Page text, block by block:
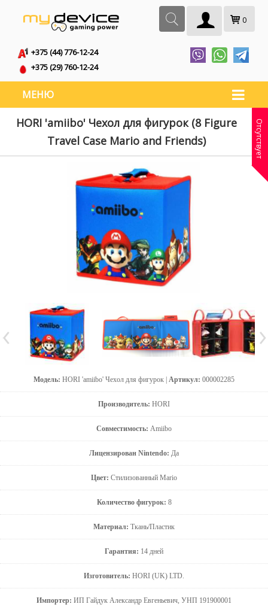
0
+375 (44) 776-12-24
+375 (29) 760-12-24
МЕНЮ
HORI 'amiibo' Чехол для фигурок (8 Figure
Travel Case Mario and Friends)
Модель: HORI 'amiibo' Чехол для фигурок | Артикул: 000002285
Производитель: HORI
Совместимость: Amiibo
Лицензирован Nintendo: Да
Цвет: Стилизованный Mario
Количество фигурок: 8
Материал: Ткань/Пластик
Гарантия: 14 дней
Изготовитель: HORI (UK) LTD.
Импортер: ИП Гайдук Александр Евгеньевич, УНП 191900001
Отсутствует